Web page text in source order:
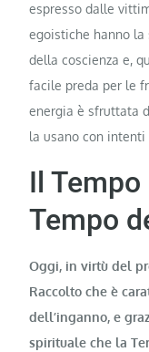
espresso dalle
egoistiche hanno
della coscienza e,
facile preda per le
energia è sfruttata
la usano con
Il Tempo
Tempo
Oggi, in virtù del
Raccolto che è
dell’inganno, e
spirituale che la